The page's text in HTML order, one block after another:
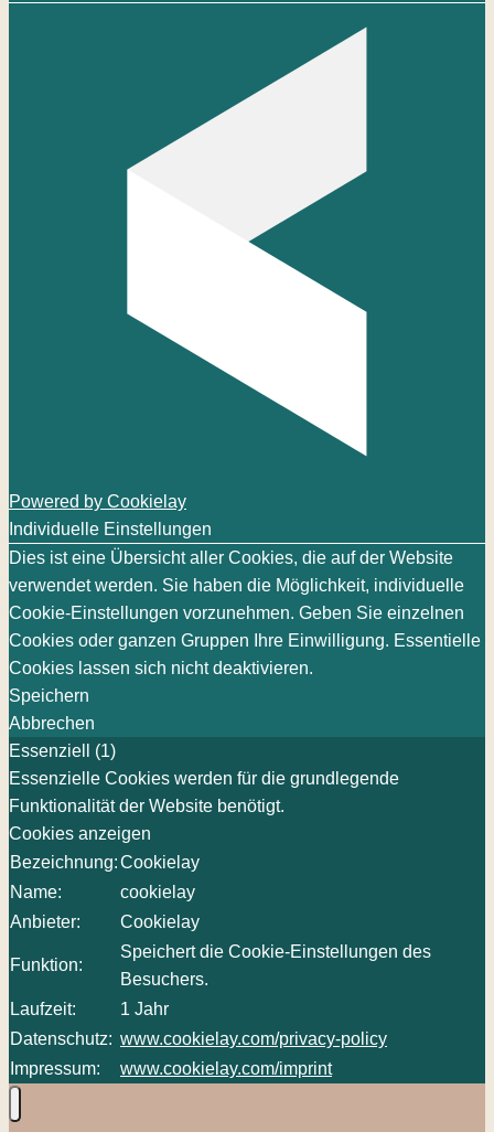
Powered by Cookielay
Individuelle Einstellungen
Dies ist eine Übersicht aller Cookies, die auf der Website
verwendet werden. Sie haben die Möglichkeit, individuelle
Cookie-Einstellungen vorzunehmen. Geben Sie einzelnen
Cookies oder ganzen Gruppen Ihre Einwilligung. Essentielle
Cookies lassen sich nicht deaktivieren.
Speichern
Abbrechen
Essenziell (1)
Essenzielle Cookies werden für die grundlegende
Funktionalität der Website benötigt.
Cookies anzeigen
Bezeichnung:Cookielay
Name:
cookielay
Anbieter:
Cookielay
Funktion:
Speichert die Cookie-Einstellungen des
Besuchers.
Laufzeit:
1 Jahr
Datenschutz: www.cookielay.com/privacy-policy
Impressum:
www.cookielay.com/imprint